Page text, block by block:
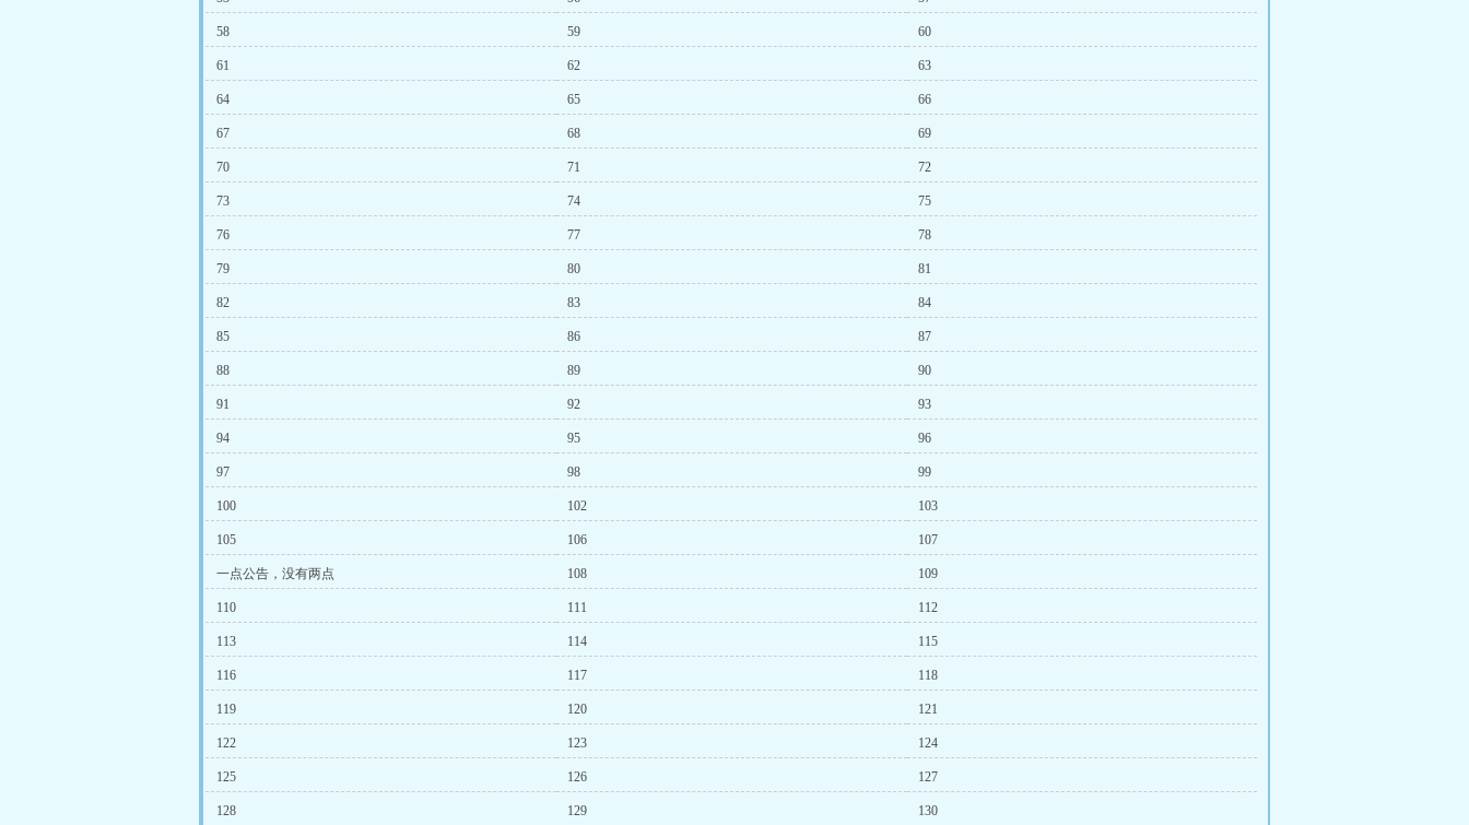
58 59 60
61 62 63
64 65 66
67 68 69
70 71 72
73 74 75
76 77 78
79 80 81
82 83 84
85 86 87
88 89 90
91 92 93
94 95 96
97 98 99
100 102 103
105 106 107
一点公告，没有两点 108 109
110 111 112
113 114 115
116 117 118
119 120 121
122 123 124
125 126 127
128 129 130